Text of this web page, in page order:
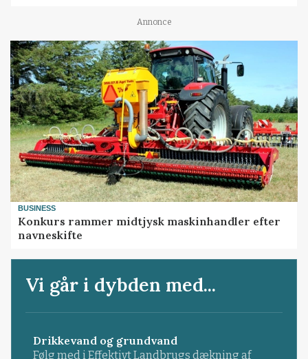
Annonce
BUSINESS
Konkurs rammer midtjysk maskinhandler efter
navneskifte
Vi går i dybden med...
Drikkevand og grundvand
Følg med i Effektivt Landbrugs dækning af